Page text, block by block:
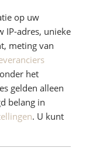
op uw
IP-adres, unieke
meting van
het
gelden alleen
belang in
. U kunt